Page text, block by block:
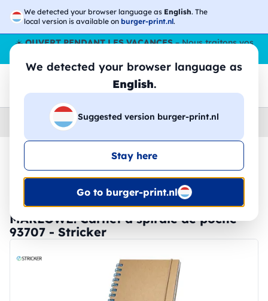
We detected your browser language as English. The
local version is available on burger-print.nl.
We detected your browser language as
English.
Suggested version burger-print.nl
Stay here
Go to burger-print.nl
☀️OUVERT PENDANT LES VACANCES– Nous traitons vos
Papeterie › blocs-notes-personnalises
🔥 Impression DTF à -30 %
MARLOWE. Carnet à spirale de poche -
93707 - Stricker